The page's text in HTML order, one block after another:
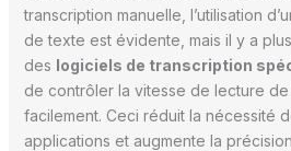
transcription manuelle, l’utilisation
de texte est évidente, mais il y a
des logiciels de transcription
de contrôler la vitesse de lecture de
facilement. Ceci réduit la nécessité
applications et augmente la